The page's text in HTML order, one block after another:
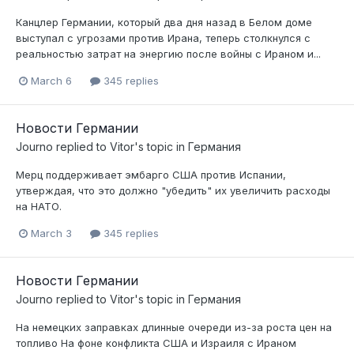
Канцлер Германии, который два дня назад в Белом доме
выступал с угрозами против Ирана, теперь столкнулся с
реальностью затрат на энергию после войны с Ираном и...
March 6 345 replies
Новости Германии
Journo replied to Vitor's topic in Германия
Мерц поддерживает эмбарго США против Испании,
утверждая, что это должно "убедить" их увеличить расходы
на НАТО.
March 3 345 replies
Новости Германии
Journo replied to Vitor's topic in Германия
На немецких заправках длинные очереди из-за роста цен на
топливо На фоне конфликта США и Израиля с Ираном